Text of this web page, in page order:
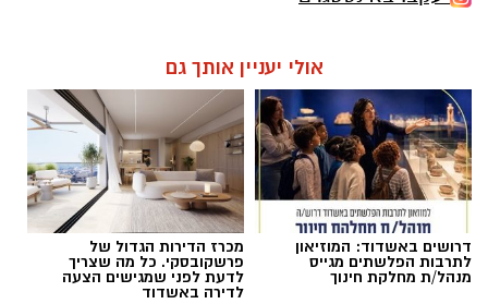
אולי יעניין אותך גם
דרושים באשדוד: המוזיאון
לתרבות הפלשתים מגייס
מנהל/ת מחלקת חינוך
מכרז הדירות הגדול של
פרשקובסקי. כל מה שצריך
לדעת לפני שמגישים הצעה
לדירה באשדוד